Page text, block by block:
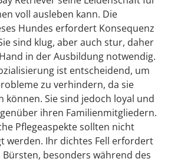
voll ausleben kann. Die
Hundes erfordert Konsequenz
sind klug, aber auch stur, daher
in der Ausbildung notwendig.
ist entscheidend, um
zu verhindern, da sie
können. Sie sind jedoch loyal und
ihren Familienmitgliedern.
Pflegeaspekte sollten nicht
werden. Ihr dichtes Fell erfordert
Bürsten, besonders während des